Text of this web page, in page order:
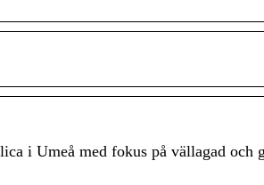
i Umeå med fokus på vällagad och